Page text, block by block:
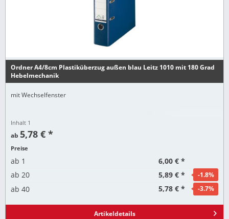
Ordner A4/8cm Plastiküberzug außen blau Leitz 1010 mit 180 Grad
Hebelmechanik
mit Wechselfenster
Inhalt 1
ab 5,78 € *
Preise
ab 1
6,00 € *
ab 20 5,89 € * -1.8%
ab 40 5,78 € * -3.7%
Artikeldetails